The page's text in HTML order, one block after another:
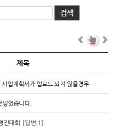
제목
사업계획서가 업로드 되지 않을경우
넣었습니다.
진대회 [답변:1]